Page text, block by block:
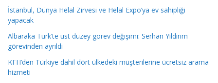
İstanbul, Dünya Helal Zirvesi ve Helal Expo’ya ev sahipliği
yapacak
Albaraka Türk’te üst düzey görev değişimi: Serhan Yıldırım
görevinden ayrıldı
KFH’den Türkiye dahil dört ülkedeki müşterilerine ücretsiz arama
hizmeti